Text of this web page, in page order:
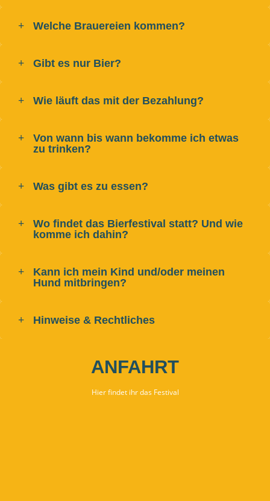
Welche Brauereien kommen?
Gibt es nur Bier?
Wie läuft das mit der Bezahlung?
Von wann bis wann bekomme ich etwas
zu trinken?
Was gibt es zu essen?
Wo findet das Bierfestival statt? Und wie
komme ich dahin?
Kann ich mein Kind und/oder meinen
Hund mitbringen?
Hinweise & Rechtliches
ANFAHRT
Hier findet ihr das Festival